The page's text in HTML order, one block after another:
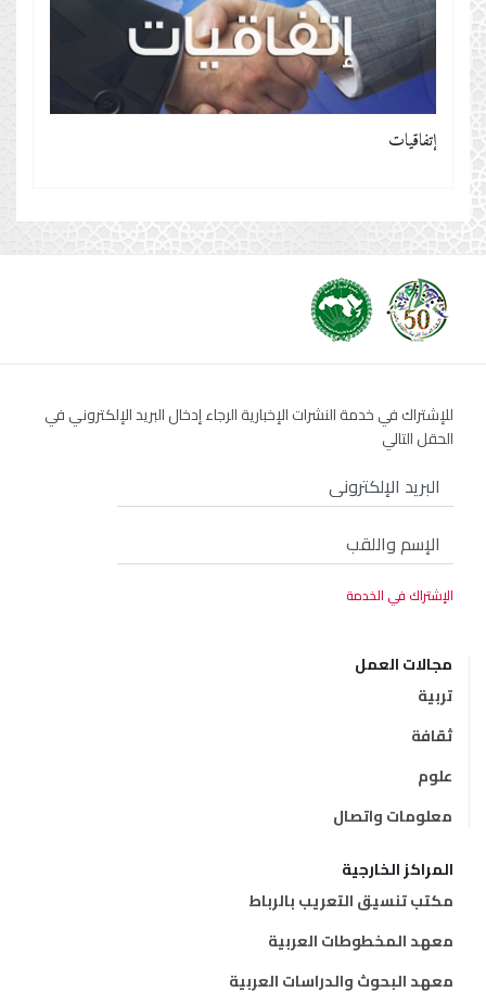
إتفاقيات
للإشتراك في خدمة النشرات الإخبارية الرجاء إدخال البريد الإلكتروني في
الحقل التالي
مجالات العمل
تربية
ثقافة
علوم
معلومات واتصال
المراكز الخارجية
مكتب تنسيق التعريب بالرباط
معهد المخطوطات العربية
معهد البحوث والدراسات العربية